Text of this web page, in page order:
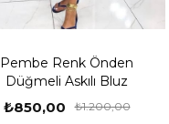
Pembe Renk Önden
Düğmeli Askılı Bluz
₺850,00 ₺1.200,00